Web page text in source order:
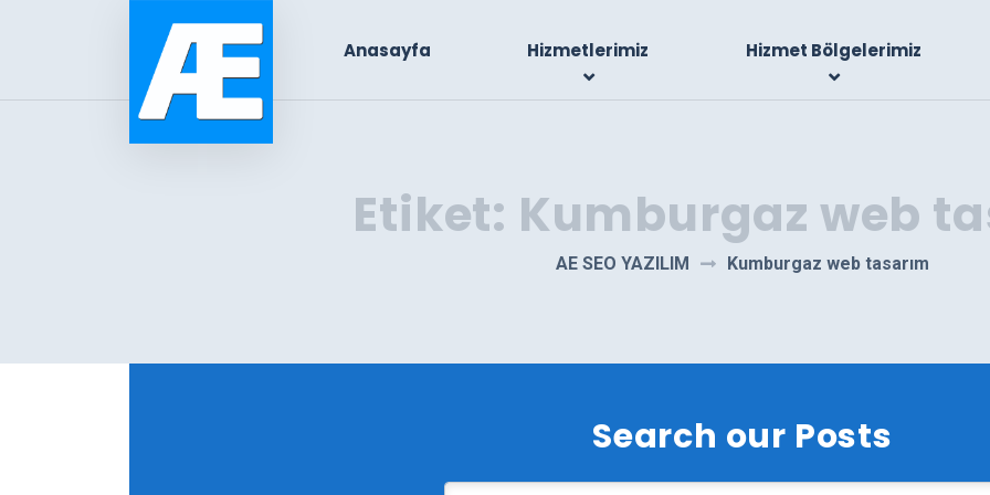
Anasayfa Hizmetlerimiz Hizmet Bölgelerimiz
Etiket: Kumburgaz web
AE SEO YAZILIM Kumburgaz web tasarım
Search our Posts